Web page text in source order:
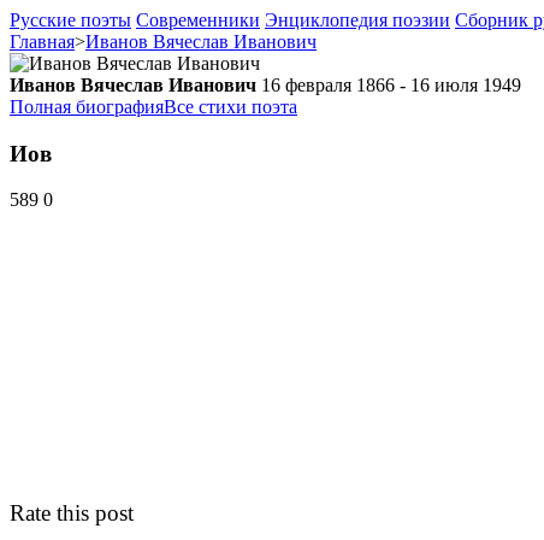
Русские поэты Современники Энциклопедия поэзии Сборник
Главная>Иванов Вячеслав Иванович
Иванов Вячеслав Иванович 16 февраля 1866 - 16 июля 1949
Полная биографияВсе стихи поэта
Иов
589 0
Rate this post